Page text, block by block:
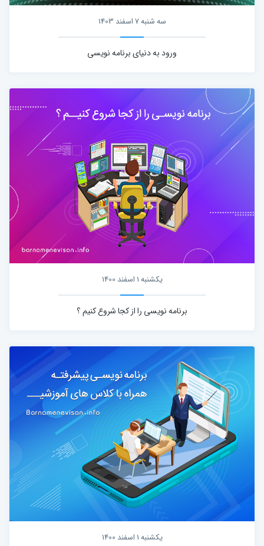
سه شنبه 7 اسفند 1403
ورود به دنیای برنامه نویسی
یکشنبه 1 اسفند 1400
برنامه نویسی را از کجا شروع کنیم ؟
یکشنبه 1 اسفند 1400